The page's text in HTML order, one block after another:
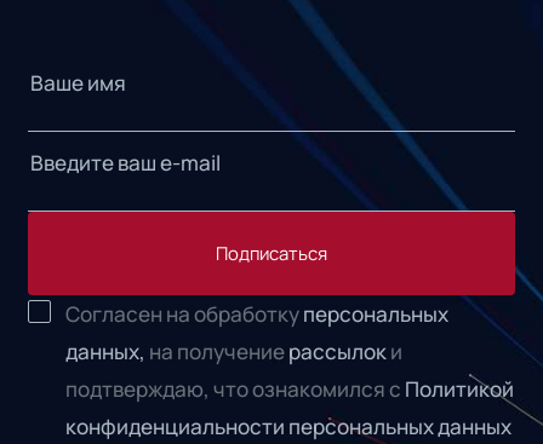
Подписаться
Согласен на обработкуперсональных
данных, на получениерассылоки
подтверждаю, что ознакомился с Политикой
конфиденциальности персональных данных